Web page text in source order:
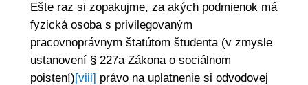
Ešte raz si zopakujme, za akých podmienok má
fyzická osoba s privilegovaným
pracovnoprávnym štatútom študenta (v zmysle
ustanovení § 227a Zákona o sociálnom
poistení)[viii] právo na uplatnenie si odvodovej